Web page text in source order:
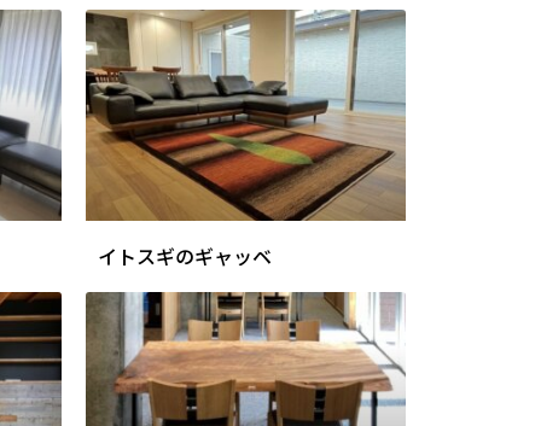
イトスギのギャッベ